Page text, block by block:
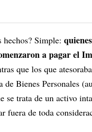
Simple:
a pagar el
que los que
de Bienes Personales
se trata de un activo
fuera de toda